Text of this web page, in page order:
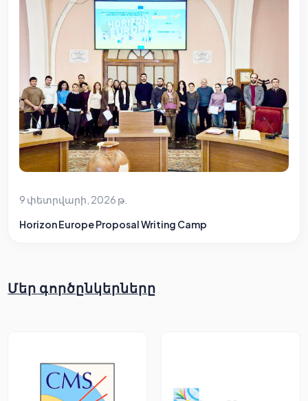
9 փետրվարի, 2026 թ.
Horizon Europe Proposal Writing Camp
Մեր գործընկերները